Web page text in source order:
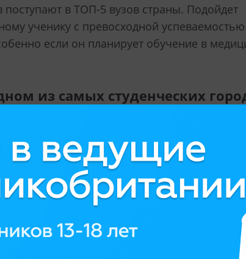
поступают в ТОП-5 вузов страны. Подойдет
ученику с превосходной
если он планирует обучение в
из самых студенческих
культ знаний? Как бы вы
школ вдохновляет стать лучшей
масса возможностей: к примеру,
удостоверения Оксфордского
вуза. Они посещают закрытые
ведущих ученых, бизнесменов,
питание в школах?